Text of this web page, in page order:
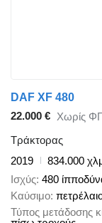
DAF XF 480
22.000 € Χωρίς
Τράκτορας
2019
834.000
Ισχύς 480
Καύσιμο
Τύπος μετάδοσης